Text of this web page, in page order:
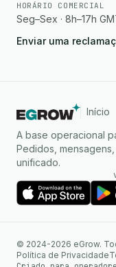
HORÁRIO COMERCIAL
Seg–Sex · 8h–17h
Enviar uma
Início
A base operacional
Pedidos,
unificado.
© 2024-2026 eGrow.
Política de Privacidade